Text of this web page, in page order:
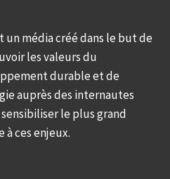
un média créé dans le but de
les valeurs du
durable et de
auprès des internautes
le plus grand
à ces enjeux.